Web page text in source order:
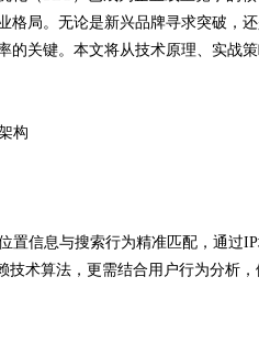
格局。无论是新兴品牌寻求突破，
的关键。本文将从技术原理、实战
构
置信息与搜索行为精准匹配，通过
技术算法，更需结合用户行为分析